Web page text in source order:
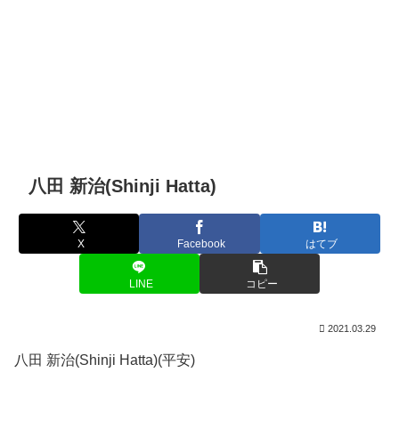
八田 新治(Shinji Hatta)
X Facebook はてブ
LINE コピー
2021.03.29
八田 新治(Shinji Hatta)(平安)